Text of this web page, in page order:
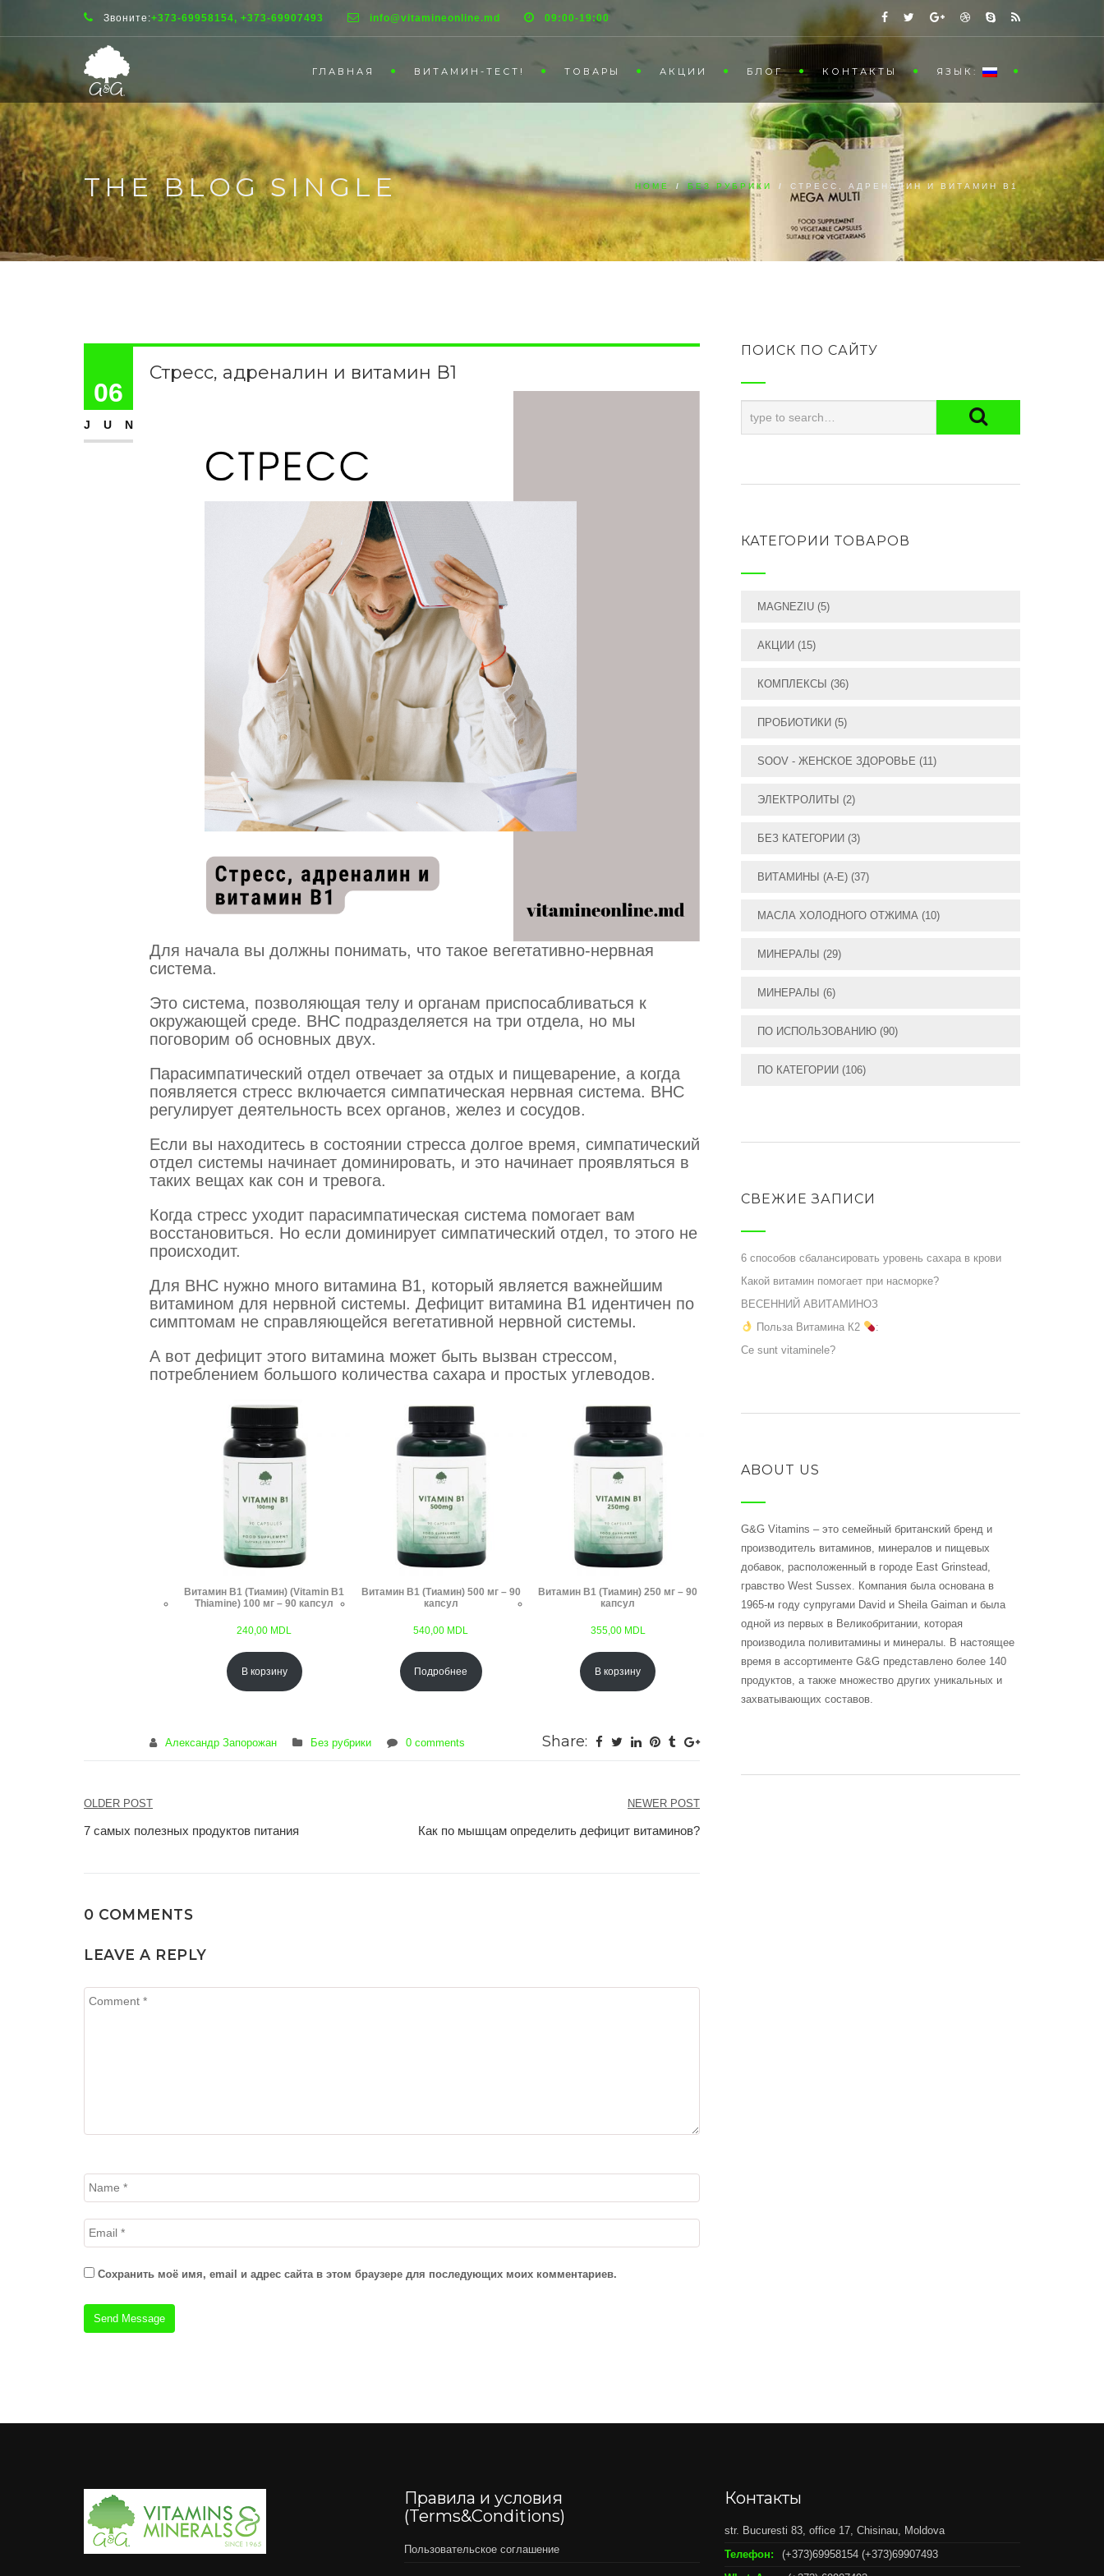
Звоните:+373-69958154, +373-69907493 info@vitamineonline.md 09:00-19:00
ГЛАВНАЯ ВИТАМИН-ТЕСТ! ТОВАРЫ АКЦИИ БЛОГ КОНТАКТЫ ЯЗЫК:
THE BLOG SINGLE HOME / БЕЗ РУБРИКИ / СТРЕСС, АДРЕНАЛИН И ВИТАМИН В1
06
JUN
Стресс, адреналин и витамин В1
Для начала вы должны понимать, что такое вегетативно-нервная
система.
Это система, позволяющая телу и органам приспосабливаться к
окружающей среде. ВНС подразделяется на три отдела, но мы
поговорим об основных двух.
Парасимпатический отдел отвечает за отдых и пищеварение, а когда
появляется стресс включается симпатическая нервная система. ВНС
регулирует деятельность всех органов, желез и сосудов.
Если вы находитесь в состоянии стресса долгое время, симпатический
отдел системы начинает доминировать, и это начинает проявляться в
таких вещах как сон и тревога.
Когда стресс уходит парасимпатическая система помогает вам
восстановиться. Но если доминирует симпатический отдел, то этого не
происходит.
Для ВНС нужно много витамина В1, который является важнейшим
витамином для нервной системы. Дефицит витамина В1 идентичен по
симптомам не справляющейся вегетативной нервной системы.
А вот дефицит этого витамина может быть вызван стрессом,
потреблением большого количества сахара и простых углеводов.
Витамин B1 (Тиамин) (Vitamin B1
Thiamine) 100 мг – 90 капсул
240,00 MDL
В корзину
Витамин B1 (Тиамин) 500 мг – 90
капсул
540,00 MDL
Подробнее
Витамин B1 (Тиамин) 250 мг – 90
капсул
355,00 MDL
В корзину
Александр Запорожан Без рубрики 0 comments Share:
Навигация
по
OLDER POST
7 самых полезных продуктов питания
NEWER POST
Как по мышцам определить дефицит витаминов?
0 COMMENTS
LEAVE A REPLY
Сохранить моё имя, email и адрес сайта в этом браузере для последующих моих комментариев.
ПОИСК ПО САЙТУ
КАТЕГОРИИ ТОВАРОВ
MAGNEZIU (5)
АКЦИИ (15)
КОМПЛЕКСЫ (36)
ПРОБИОТИКИ (5)
SOOV - ЖЕНСКОЕ ЗДОРОВЬЕ (11)
ЭЛЕКТРОЛИТЫ (2)
БЕЗ КАТЕГОРИИ (3)
ВИТАМИНЫ (А-E) (37)
МАСЛА ХОЛОДНОГО ОТЖИМА (10)
МИНЕРАЛЫ (29)
МИНЕРАЛЫ (6)
ПО ИСПОЛЬЗОВАНИЮ (90)
ПО КАТЕГОРИИ (106)
СВЕЖИЕ ЗАПИСИ
6 способов сбалансировать уровень сахара в крови
Какой витамин помогает при насморке?
ВЕСЕННИЙ АВИТАМИНОЗ
Польза Витамина К2
:
Ce sunt vitaminele?
ABOUT US
G&G Vitamins – это семейный британский бренд и
производитель витаминов, минералов и пищевых
добавок, расположенный в городе East Grinstead,
гравство West Sussex. Компания была основана в
1965-м году супругами David и Sheila Gaiman и была
одной из первых в Великобритании, которая
производила поливитамины и минералы. В настоящее
время в ассортименте G&G представлено более 140
продуктов, а также множество других уникальных и
захватывающих составов.
Правила и условия
(Terms&Conditions)
Пользовательское соглашение
Контакты
str. Bucuresti 83, office 17, Chisinau, Moldova
Телефон:
(+373)69958154 (+373)69907493